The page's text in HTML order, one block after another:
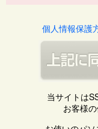
個人情報保護
当サイトは
お客様